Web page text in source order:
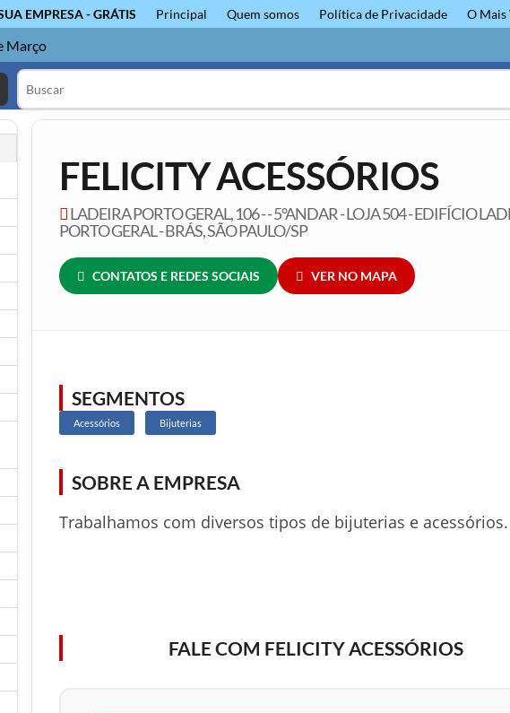
EMPRESA - GRÁTIS Principal Quem somos Política de Privacidade O Mais
FELICITY ACESSÓRIOS
LADEIRA PORTO GERAL, 106 - - 5°ANDAR - LOJA 504 - EDIFÍCIO
PORTO GERAL - BRÁS, SÃO PAULO/SP
CONTATOS E REDES SOCIAIS VER NO MAPA
SEGMENTOS
Acessórios Bijuterias
SOBRE A EMPRESA
Trabalhamos com diversos tipos de bijuterias e acessórios.
FALE COM FELICITY ACESSÓRIOS